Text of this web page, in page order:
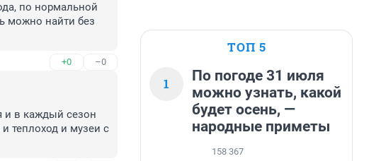
по нормальной
можно найти без
+0 –0
и в каждый сезон
теплоход и музеи с
ТОП 5
1
По погоде 31 июля
можно узнать, какой
будет осень, —
народные приметы
158 367